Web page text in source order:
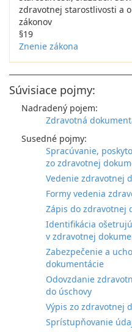
zdravotnej starostlivosti a
zákonov
§19
Znenie zákona
Súvisiace pojmy:
Nadradený pojem:
Zdravotná
Susedné pojmy:
Spracúvanie,
zo zdravotnej
Vedenie zdravotnej
Formy vedenia
Zápis do zdravotnej
Identifikácia
v zdravotnej
Zabezpečenie a
dokumentácie
Odovzdanie
do úschovy
Výpis zo zdravotnej
Sprístupňovanie